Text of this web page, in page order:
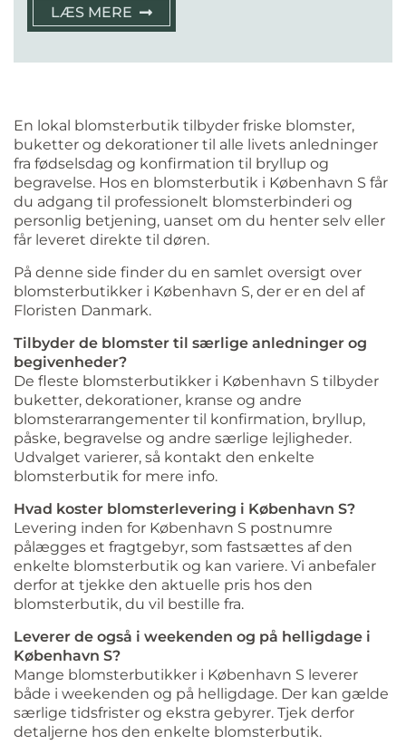
LÆS MERE
En lokal blomsterbutik tilbyder friske blomster,
buketter og dekorationer til alle livets anledninger
fra fødselsdag og konfirmation til bryllup og
begravelse. Hos en blomsterbutik i København S får
du adgang til professionelt blomsterbinderi og
personlig betjening, uanset om du henter selv eller
får leveret direkte til døren.
På denne side finder du en samlet oversigt over
blomsterbutikker i København S, der er en del af
Floristen Danmark.
Tilbyder de blomster til særlige anledninger og
begivenheder?
De fleste blomsterbutikker i København S tilbyder
buketter, dekorationer, kranse og andre
blomsterarrangementer til konfirmation, bryllup,
påske, begravelse og andre særlige lejligheder.
Udvalget varierer, så kontakt den enkelte
blomsterbutik for mere info.
Hvad koster blomsterlevering i København S?
Levering inden for København S postnumre
pålægges et fragtgebyr, som fastsættes af den
enkelte blomsterbutik og kan variere. Vi anbefaler
derfor at tjekke den aktuelle pris hos den
blomsterbutik, du vil bestille fra.
Leverer de også i weekenden og på helligdage i
København S?
Mange blomsterbutikker i København S leverer
både i weekenden og på helligdage. Der kan gælde
særlige tidsfrister og ekstra gebyrer. Tjek derfor
detaljerne hos den enkelte blomsterbutik.